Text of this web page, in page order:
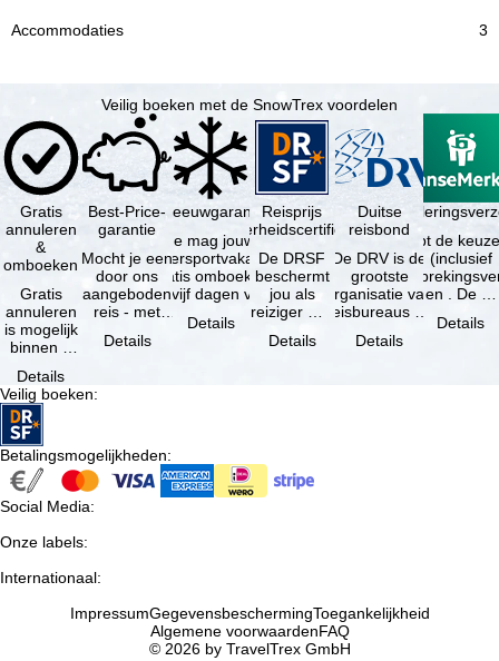
3
Veilig boeken met de SnowTrex voordelen
Gratis
annuleren
&
omboeken
Gratis
annuleren
is mogelijk
binnen 5
de
boeking,
als jouw
vakantie …
Details
Best-Price-
garantie
Mocht je een
door ons
aangeboden
reis - met
beschikbaarheid
Details
Sneeuwgarantie
Je mag jouw
wintersportvakantie
gratis omboeken
als vijf dagen voor
Details
Reisprijs
zekerheidscertificaat
De DRSF
beschermt
jou als
reiziger met
pakketreis
Details
Duitse
reisbond
De DRV is de
grootste
organisatie van
reisbureaus en
in Duitsland. …
Details
Je hebt de
(inclusief
en . De …
Details
Veilig boeken:
Betalingsmogelijkheden:
Social Media:
Onze labels:
Internationaal:
ImpressumGegevensbeschermingToegankelijkheid
Algemene voorwaardenFAQ
© 2026 by TravelTrex GmbH